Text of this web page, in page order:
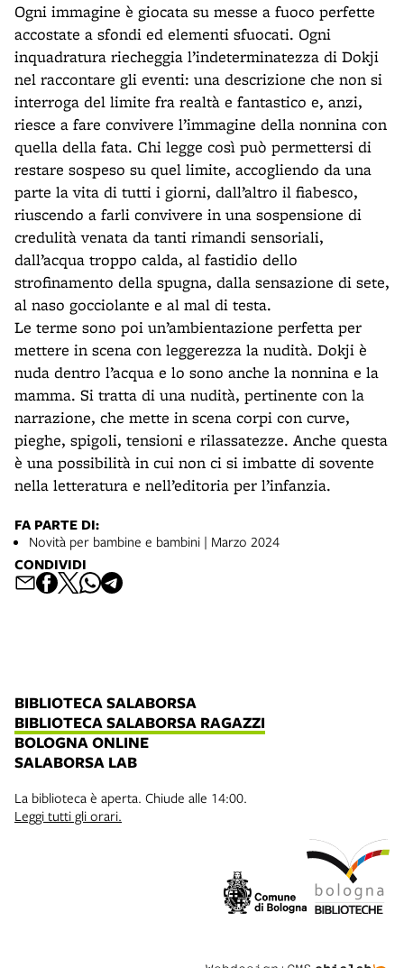
Ogni immagine è giocata su messe a fuoco perfette
accostate a sfondi ed elementi sfuocati. Ogni
inquadratura riecheggia l’indeterminatezza di Dokji
nel raccontare gli eventi: una descrizione che non si
interroga del limite fra realtà e fantastico e, anzi,
riesce a fare convivere l’immagine della nonnina con
quella della fata. Chi legge così può permettersi di
restare sospeso su quel limite, accogliendo da una
parte la vita di tutti i giorni, dall’altro il fiabesco,
riuscendo a farli convivere in una sospensione di
credulità venata da tanti rimandi sensoriali,
dall’acqua troppo calda, al fastidio dello
strofinamento della spugna, dalla sensazione di sete,
al naso gocciolante e al mal di testa.
Le terme sono poi un’ambientazione perfetta per
mettere in scena con leggerezza la nudità. Dokji è
nuda dentro l’acqua e lo sono anche la nonnina e la
mamma. Si tratta di una nudità, pertinente con la
narrazione, che mette in scena corpi con curve,
pieghe, spigoli, tensioni e rilassatezze. Anche questa
è una possibilità in cui non ci si imbatte di sovente
nella letteratura e nell’editoria per l’infanzia.
FA PARTE DI:
Novità per bambine e bambini | Marzo 2024
CONDIVIDI
BIBLIOTECA SALABORSA
BIBLIOTECA SALABORSA RAGAZZI
BOLOGNA ONLINE
SALABORSA LAB
La biblioteca è aperta. Chiude alle 14:00.
Leggi tutti gli orari.